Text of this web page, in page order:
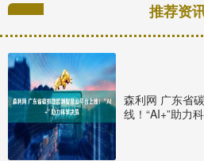
推荐资
森利网 广东省
线！“AI+”助力